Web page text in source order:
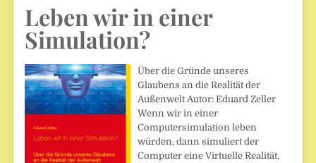
Leben wir in einer
Simulation?
Über die Gründe unseres
Glaubens an die Realität der
Außenwelt Autor: Eduard Zeller
Wenn wir in einer
Computersimulation leben
würden, dann simuliert der
Computer eine Virtuelle Realität,